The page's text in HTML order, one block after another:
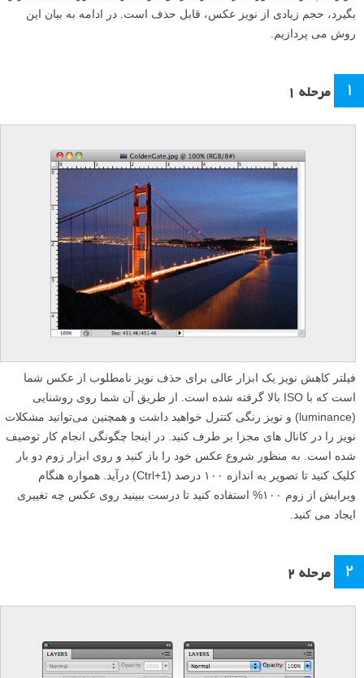
بگیرد، حجم زیادی از نویز عکس، قابل حذف است. در ادامه به بیان این
روش می پردازیم.
۱ مرحله ۱
فیلتر کاهش نویز یک ابزار عالی برای حذف نویز نامطلوب از عکس شما
است که با ISO بالا گرفته شده است. از طریق آن شما روی روشنایی
(luminance) و نویز رنگی کنترل خواهید داشت و همچنین می‌توانید مشکلات
نویز را در کانال های مجزا بر طرف کنید. در اینجا چگونگی انجام کار توصیف
شده است. به منظور شروع عکس خود را باز کنید و روی ابزار زوم دو بار
کلیک کنید تا تصویر به اندازه ۱۰۰ درصد (Ctrl+1) درآید. همواره هنگام
ویرایش از زوم ۱۰۰% استفاده کنید تا درست ببینید روی عکس چه تغییری
ایجاد می کنید.
۲ مرحله ۲